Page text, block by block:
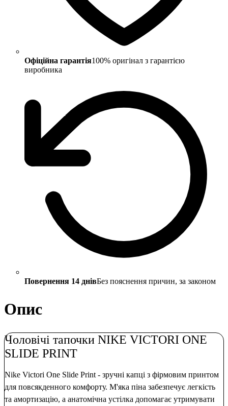
Офіційна гарантія100% оригінал з гарантією
виробника
Повернення 14 днівБез пояснення причин, за законом
Опис
Чоловічі тапочки NIKE VICTORI ONE
SLIDE PRINT
Nike Victori One Slide Print - зручні капці з фірмовим принтом
для повсякденного комфорту. М'яка піна забезпечує легкість
та амортизацію, а анатомічна устілка допомагає утримувати